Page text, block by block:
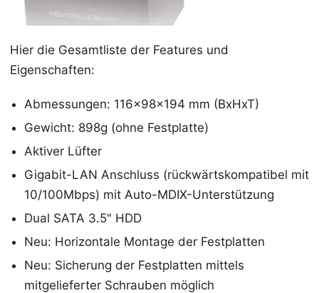
Hier die Gesamtliste der Features und
Eigenschaften:
Abmessungen: 116x98x194 mm (BxHxT)
Gewicht: 898g (ohne Festplatte)
Aktiver Lüfter
Gigabit-LAN Anschluss (rückwärtskompatibel mit
10/100Mbps) mit Auto-MDIX-Unterstützung
Dual SATA 3.5" HDD
Neu: Horizontale Montage der Festplatten
Neu: Sicherung der Festplatten mittels
mitgelieferter Schrauben möglich